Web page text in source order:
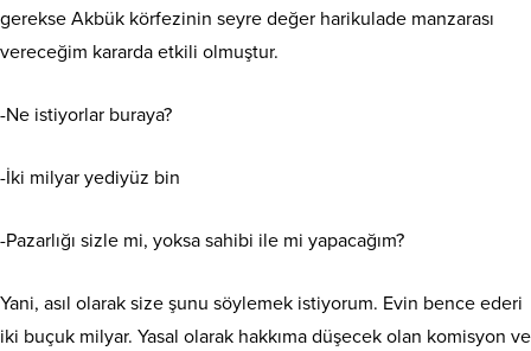
gerekse Akbük körfezinin seyre değer harikulade manzarası
vereceğim kararda etkili olmuştur.
-Ne istiyorlar buraya?
-İki milyar yediyüz bin
-Pazarlığı sizle mi, yoksa sahibi ile mi yapacağım?
Yani, asıl olarak size şunu söylemek istiyorum. Evin bence ederi
iki buçuk milyar. Yasal olarak hakkıma düşecek olan komisyon ve